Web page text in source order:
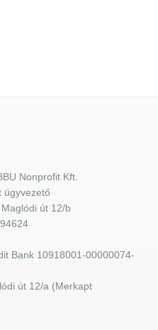
Nonprofit Kft.
ügyvezető
út 12/b
Bank 10918001-00000074-
út 12/a (Merkapt